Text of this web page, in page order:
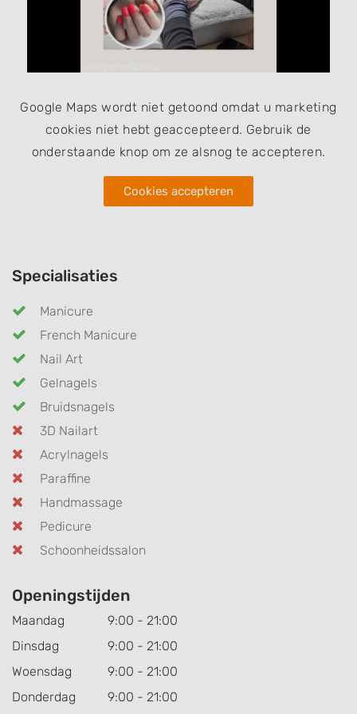
Google Maps wordt niet getoond omdat u marketing
cookies niet hebt geaccepteerd. Gebruik de
onderstaande knop om ze alsnog te accepteren.
Cookies accepteren
Specialisaties
Manicure
French Manicure
Nail Art
Gelnagels
Bruidsnagels
3D Nailart
Acrylnagels
Paraffine
Handmassage
Pedicure
Schoonheidssalon
Openingstijden
Maandag
9:00 - 21:00
Dinsdag
9:00 - 21:00
Woensdag
9:00 - 21:00
Donderdag
9:00 - 21:00